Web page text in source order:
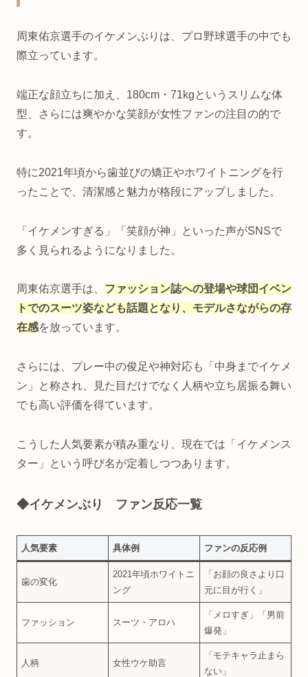
周東佑京選手のイケメンぶりは、プロ野球選手の中でも
際立っています。
端正な顔立ちに加え、180cm・71kgというスリムな体
型、さらには爽やかな笑顔が女性ファンの注目の的で
す。
特に2021年頃から歯並びの矯正やホワイトニングを行
ったことで、清潔感と魅力が格段にアップしました。
「イケメンすぎる」「笑顔が神」といった声がSNSで
多く見られるようになりました。
周東佑京選手は、 ファッション誌への登場や球団イベン
トでのスーツ姿なども話題となり、モデルさながらの存
在感を放っています。
さらには、プレー中の俊足や神対応も「中身までイケメ
ン」と称され、見た目だけでなく人柄や立ち居振る舞い
でも高い評価を得ています。
こうした人気要素が積み重なり、現在では「イケメンス
ター」という呼び名が定着しつつあります。
◆イケメンぶり ファン反応一覧
人気要素 具体例 ファンの反応例
歯の変化
2021年頃ホワイトニ
ング
「お顔の良さより口
元に目が行く」​
ファッション スーツ・アロハ
「メロすぎ」「男前
爆発」
人柄 女性ウケ助言
「モテキャラ止まら
ない」​